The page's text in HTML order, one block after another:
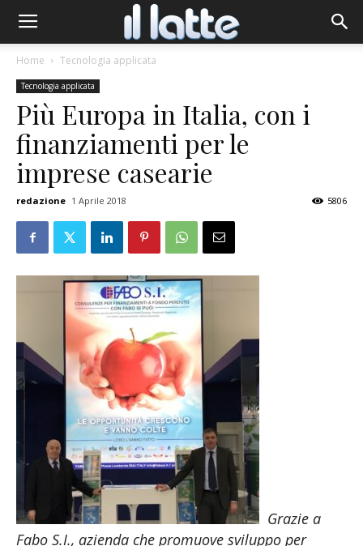
Home Tecnologia applicata
Tecnologia applicata
Più Europa in Italia, con i
finanziamenti per le
imprese casearie
redazione 1 Aprile 2018 5806
Grazie a
Fabo S.I., azienda che promuove sviluppo per